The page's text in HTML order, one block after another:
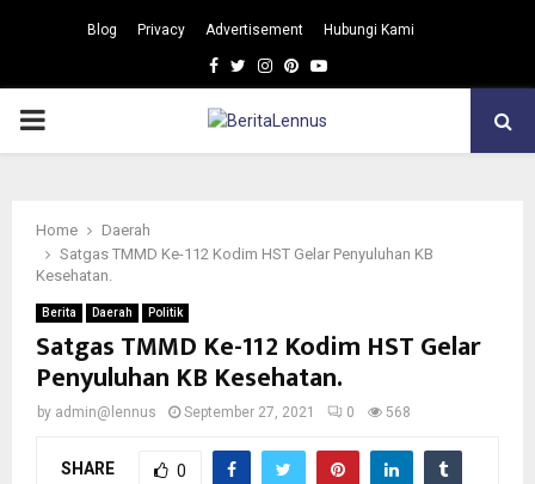
Blog Privacy Advertisement Hubungi Kami
Facebook
TwitterInstagram
Pinterest
Youtube
PRIMARY
Home
Daerah
Satgas TMMD Ke-112 Kodim HST Gelar Penyuluhan KB
Kesehatan.
Berita Daerah Politik
Satgas TMMD Ke-112 Kodim HST Gelar
Penyuluhan KB Kesehatan.
by admin@lennus September 27, 2021 0 568
SHARE 0